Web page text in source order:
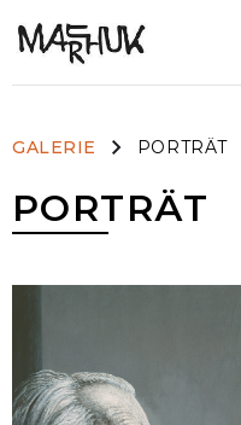
GALERIE PORTRÄT
PORTRÄT